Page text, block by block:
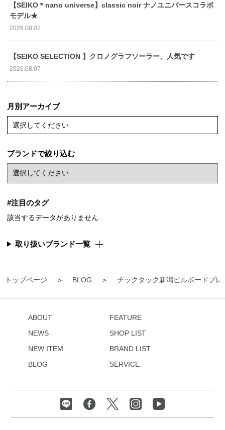
トップページ BLOG チックタック新潟ビルボードプレ
【SEIKO＊nano universe】classic noir ナノユニバースコラボ
モデル★
2026.08.07
【SEIKO SELECTION 】クロノグラフソーラー、人気です
2026.08.07
月別アーカイブ
選択してください
ブランドで絞り込む
#注目のタグ
該当するデータがありません
取り扱いブランド一覧
ABOUT
NEWS
NEW ITEM
BLOG
FEATURE
SHOP LIST
BRAND LIST
SERVICE